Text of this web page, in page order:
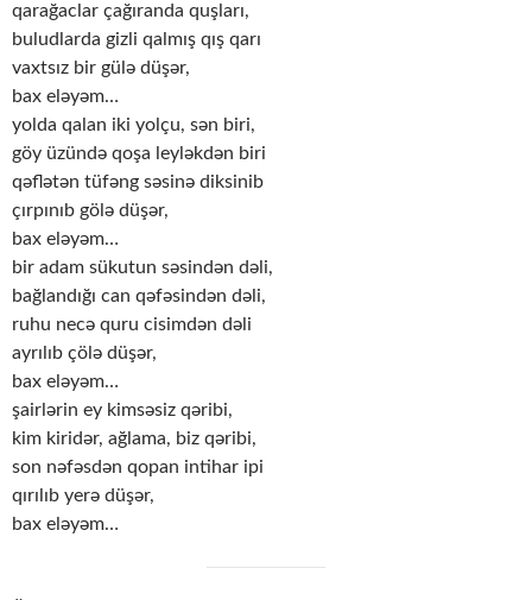
qarağaclar çağıranda quşları,
buludlarda gizli qalmış qış qarı
vaxtsız bir gülə düşər,
bax eləyəm…
yolda qalan iki yolçu, sən biri,
göy üzündə qoşa leyləkdən biri
qəflətən tüfəng səsinə diksinib
çırpınıb gölə düşər,
bax eləyəm…
bir adam sükutun səsindən dəli,
bağlandığı can qəfəsindən dəli,
ruhu necə quru cisimdən dəli
ayrılıb çölə düşər,
bax eləyəm…
şairlərin ey kimsəsiz qəribi,
kim kiridər, ağlama, biz qəribi,
son nəfəsdən qopan intihar ipi
qırılıb yerə düşər,
bax eləyəm…